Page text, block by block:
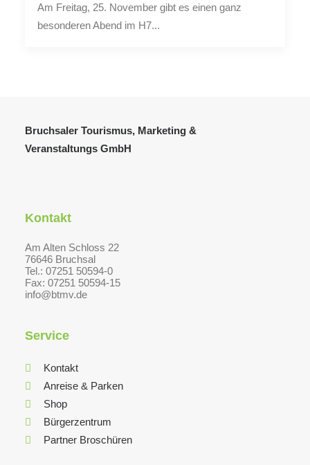
Am Freitag, 25. November gibt es einen ganz
besonderen Abend im H7...
Bruchsaler Tourismus, Marketing &
Veranstaltungs GmbH
Kontakt
Am Alten Schloss 22
76646 Bruchsal
Tel.: 07251 50594-0
Fax: 07251 50594-15
info@btmv.de
Service
Kontakt
Anreise & Parken
Shop
Bürgerzentrum
Partner Broschüren